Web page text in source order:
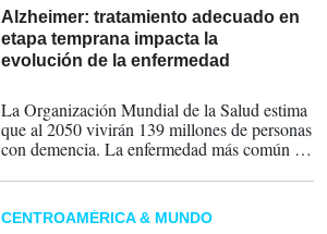
Alzheimer: tratamiento adecuado en
etapa temprana impacta la
evolución de la enfermedad
La Organización Mundial de la Salud estima
que al 2050 vivirán 139 millones de personas
con demencia. La enfermedad más común es
de los casos.
CENTROAMÉRICA & MUNDO